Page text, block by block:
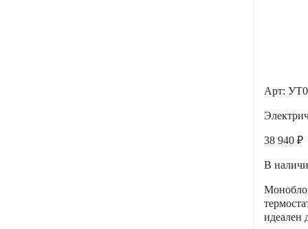
Арт:
38 940 ₽
В
идеален